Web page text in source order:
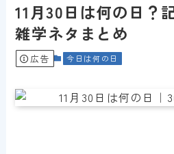
11月30日は何の日？
雑学ネタまとめ
広告 今日は何の日